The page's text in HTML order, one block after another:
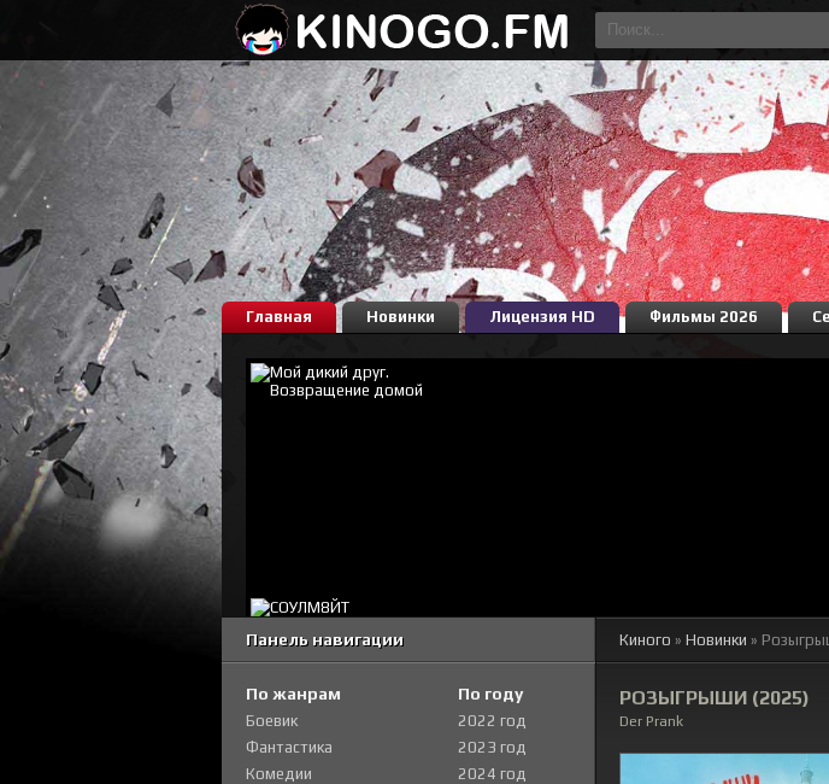
Главная Новинки Лицензия HD Фильмы 2026
Киного » Новинки »
РОЗЫГРЫШИ (2025)
Der Prank
Панель навигации
По жанрам
Боевик
Фантастика
Комедии
По году
2022 год
2023 год
2024 год